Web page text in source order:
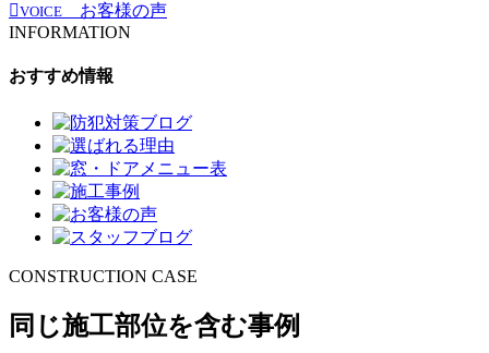
VOICE
お客様の声
INFORMATION
おすすめ情報
CONSTRUCTION CASE
同じ施工部位を含む事例